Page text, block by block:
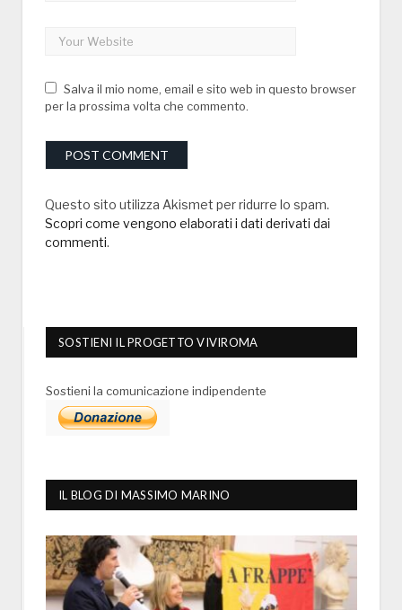
Salva il mio nome, email e sito web in questo browser
per la prossima volta che commento.
Questo sito utilizza Akismet per ridurre lo spam.
Scopri come vengono elaborati i dati derivati dai
commenti.
SOSTIENI IL PROGETTO VIVIROMA
Sostieni la comunicazione indipendente
IL BLOG DI MASSIMO MARINO